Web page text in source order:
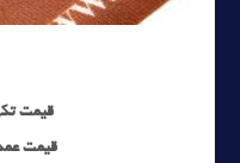
قیمت
قیمت